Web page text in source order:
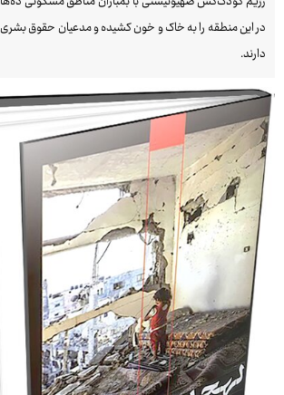
در این منطقه را به خاک و خون کشیده و مدعیان حقوق
دارند.